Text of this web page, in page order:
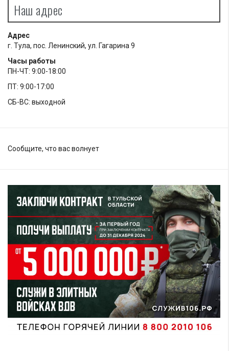
Наш адрес
Адрес
г. Тула, пос. Ленинский, ул. Гагарина 9
Часы работы
ПН-ЧТ: 9:00-18:00
ПТ: 9:00-17:00
СБ-ВС: выходной
Сообщите, что вас волнует